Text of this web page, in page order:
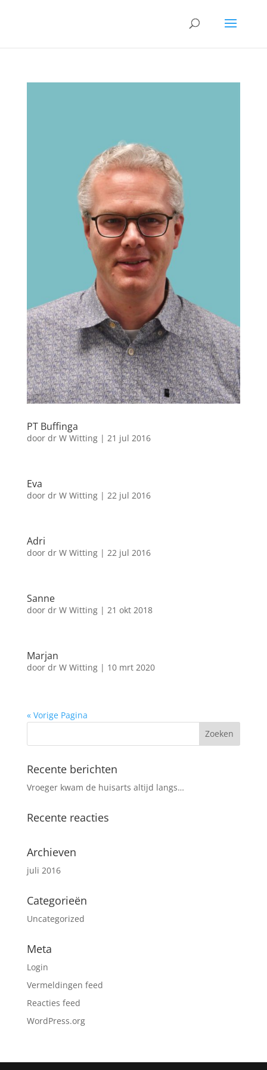
PT Buffinga
door dr W Witting| 21 jul 2016
Eva
door dr W Witting| 22 jul 2016
Adri
door dr W Witting| 22 jul 2016
Sanne
door dr W Witting| 21 okt 2018
Marjan
door dr W Witting| 10 mrt 2020
« Vorige Pagina
Recente berichten
Vroeger kwam de huisarts altijd langs…
Recente reacties
Archieven
juli 2016
Categorieën
Uncategorized
Meta
Login
Vermeldingen feed
Reacties feed
WordPress.org